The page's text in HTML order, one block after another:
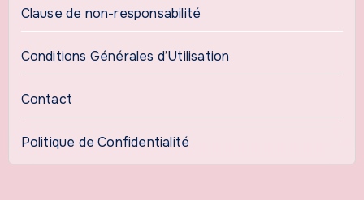
Clause de non-responsabilité
Conditions Générales d’Utilisation
Contact
Politique de Confidentialité